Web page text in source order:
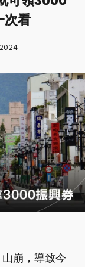
次看
崩，導致今